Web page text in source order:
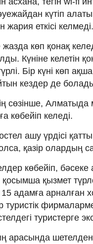
күтіп
жария еткісі келмеді.
жазда көп қонақ
Күніне келетін
Бір күні көп
кездер де
сөзінше,
көбейіп келеді.
ашу үрдісі
қазір олардың
көбейіп,
қосымша қызмет
адамға арналған
туристік
туристерге
арасында